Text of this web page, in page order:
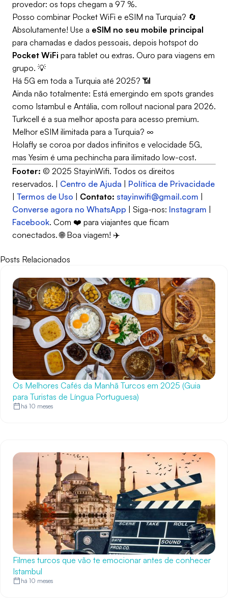
provedor: os tops chegam a 97 %.
Posso combinar Pocket WiFi e eSIM na Turquia? 🔄
Absolutamente! Use a eSIM no seu mobile principal
para chamadas e dados pessoais, depois hotspot do
Pocket WiFi para tablet ou extras. Ouro para viagens em
grupo. 💡
Há 5G em toda a Turquia até 2025? 📶
Ainda não totalmente: Está emergindo em spots grandes
como Istambul e Antália, com rollout nacional para 2026.
Turkcell é a sua melhor aposta para acesso premium.
Melhor eSIM ilimitada para a Turquia? ∞
Holafly se coroa por dados infinitos e velocidade 5G,
mas Yesim é uma pechincha para ilimitado low-cost.
Footer: © 2025 StayinWifi. Todos os direitos
reservados. | Centro de Ajuda
Política de Privacidade
Termos de Uso Contato: stayinwifi@gmail.com
Converse agora no WhatsApp | Siga-nos: Instagram
Facebook. Com ❤️ para viajantes que ficam
conectados. 🌐 Boa viagem! ✈️
Posts Relacionados
Os Melhores Cafés da Manhã Turcos em 2025 (Guia
para Turistas de Língua Portuguesa)
há 10 meses
Filmes turcos que vão te emocionar antes de conhecer
Istambul
há 10 meses